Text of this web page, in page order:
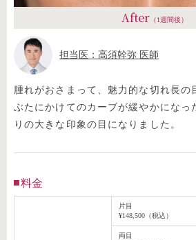
After （1週間後）
担当医：高須幹弥 医師
腫れがおさまって、魅力的な切れ長の
ぶたにかけてのカーブが緩やかになっ
りの大きな印象の目になりました。
料金
片目
¥148,500（税込）
両目